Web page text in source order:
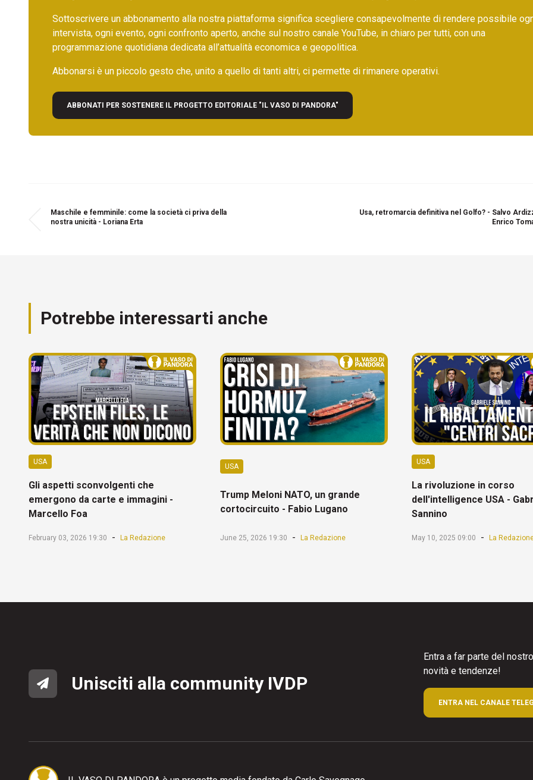
Sottoscrivere un abbonamento alla nostra piattaforma significa scegliere consapevolmente di rendere possibile
intervista, ogni evento, ogni confronto aperto, anche sul nostro canale YouTube, in chiaro per tutti, con una
programmazione quotidiana dedicata all’attualità economica e geopolitica.
Abbonarsi è un piccolo gesto che, unito a quello di tanti altri, ci permette di rimanere operativi.
ABBONATI PER SOSTENERE IL PROGETTO EDITORIALE "IL VASO DI PANDORA"
Maschile e femminile: come la società ci priva della
nostra unicità - Loriana Erta
Usa, retromarcia definitiva nel Golfo? - Salvo
Enrico
Potrebbe interessarti anche
USA
Gli aspetti sconvolgenti che
emergono da carte e immagini -
Marcello Foa
February 03, 2026 19:30 - La Redazione
USA
Trump Meloni NATO, un grande
cortocircuito - Fabio Lugano
June 25, 2026 19:30 - La Redazione
USA
La rivoluzione in corso
dell'intelligence USA -
Sannino
May 10, 2025 09:00 - La
Unisciti alla community IVDP
Entra a far parte del
novità e tendenze!
ENTRA NEL CANALE